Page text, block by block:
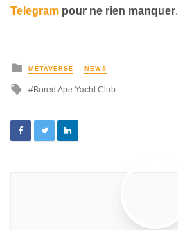
Telegram pour ne rien manquer.
MÉTAVERSE NEWS
Bored Ape Yacht Club